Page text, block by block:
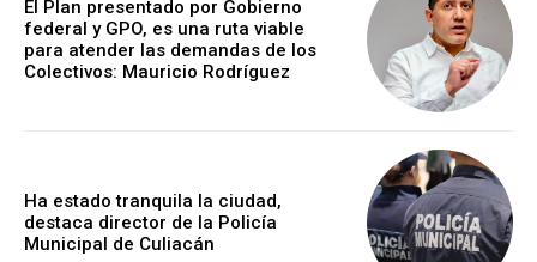
El Plan presentado por Gobierno
federal y GPO, es una ruta viable
para atender las demandas de los
Colectivos: Mauricio Rodríguez
Ha estado tranquila la ciudad,
destaca director de la Policía
Municipal de Culiacán